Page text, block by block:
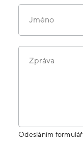
Jméno
Zpráva
Odesláním